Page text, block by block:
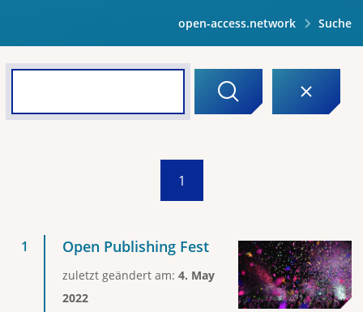
open-access.network Suche
1
Open Publishing Fest
zuletzt geändert am: 4. May
2022